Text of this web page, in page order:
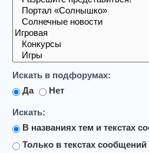
Искать в подфорумах:
Да
Нет
Искать:
В названиях тем и текстах
Только в текстах сообщений